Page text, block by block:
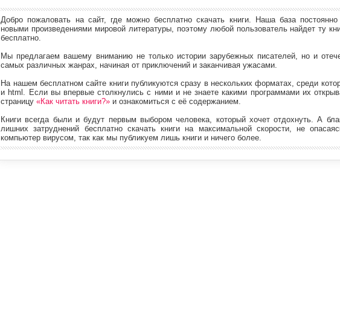
Добро пожаловать на сайт, где можно бесплатно скачать книги. Наша база
новыми произведениями мировой литературы, поэтому любой пользователь найдет ту
бесплатно.
Мы предлагаем вашему вниманию не только истории зарубежных писателей, но и
самых различных жанрах, начиная от приключений и заканчивая ужасами.
На нашем бесплатном сайте книги публикуются сразу в нескольких форматах, среди
и html. Если вы впервые столкнулись с ними и не знаете какими программами их
страницу«Как читать книги?» и ознакомиться с её содержанием.
Книги всегда были и будут первым выбором человека, который хочет отдохнуть. А
лишних затруднений бесплатно скачать книги на максимальной скорости, не
компьютер вирусом, так как мы публикуем лишь книги и ничего более.